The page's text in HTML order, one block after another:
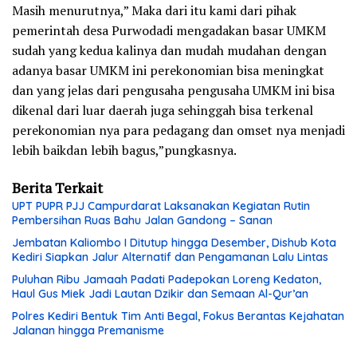
Masih menurutnya,” Maka dari itu kami dari pihak
pemerintah desa Purwodadi mengadakan basar UMKM
sudah yang kedua kalinya dan mudah mudahan dengan
adanya basar UMKM ini perekonomian bisa meningkat
dan yang jelas dari pengusaha pengusaha UMKM ini bisa
dikenal dari luar daerah juga sehinggah bisa terkenal
perekonomian nya para pedagang dan omset nya menjadi
lebih baikdan lebih bagus,”pungkasnya.
Berita Terkait
UPT PUPR PJJ Campurdarat Laksanakan Kegiatan Rutin
Pembersihan Ruas Bahu Jalan Gandong – Sanan
Jembatan Kaliombo I Ditutup hingga Desember, Dishub Kota
Kediri Siapkan Jalur Alternatif dan Pengamanan Lalu Lintas
Puluhan Ribu Jamaah Padati Padepokan Loreng Kedaton,
Haul Gus Miek Jadi Lautan Dzikir dan Semaan Al-Qur’an
Polres Kediri Bentuk Tim Anti Begal, Fokus Berantas Kejahatan
Jalanan hingga Premanisme